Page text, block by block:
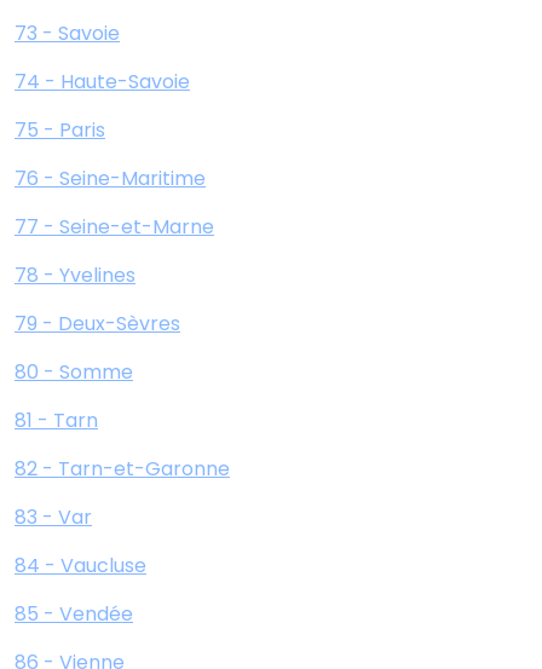
73 - Savoie
74 - Haute-Savoie
75 - Paris
76 - Seine-Maritime
77 - Seine-et-Marne
78 - Yvelines
79 - Deux-Sèvres
80 - Somme
81 - Tarn
82 - Tarn-et-Garonne
83 - Var
84 - Vaucluse
85 - Vendée
86 - Vienne